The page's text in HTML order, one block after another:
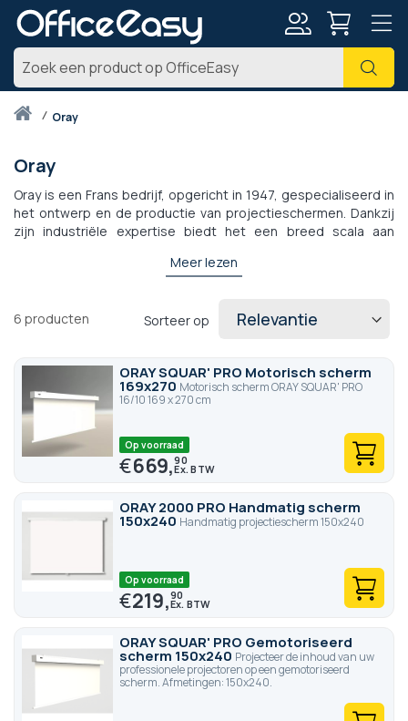
Zoek
Thuisoray
Oray
Oray is een Frans bedrijf, opgericht in 1947, gespecialiseerd in
het ontwerp en de productie van projectieschermen. Dankzij
zijn industriële expertise biedt het een breed scala aan
modellen, waaronder frameschermen en ALR's. Oray staat
audiovisuele, educatieve, evenementen- en home
heeft het een internationale reputatie. Het belichaamt
technische uitmuntendheid ten dienste van het beeld.
Meer lezen
6 producten Sorteer op
ORAY SQUAR' PRO Motorisch scherm
169x270 Motorisch scherm ORAY SQUAR' PRO
16/10 169 x 270 cm
Op voorraad
€669,90
ORAY 2000 PRO Handmatig scherm
150x240 Handmatig projectiescherm 150x240
Op voorraad
€219,90
ORAY SQUAR' PRO Gemotoriseerd
scherm 150x240 Projecteer de inhoud van uw
professionele projectoren op een gemotoriseerd
scherm. Afmetingen: 150x240.